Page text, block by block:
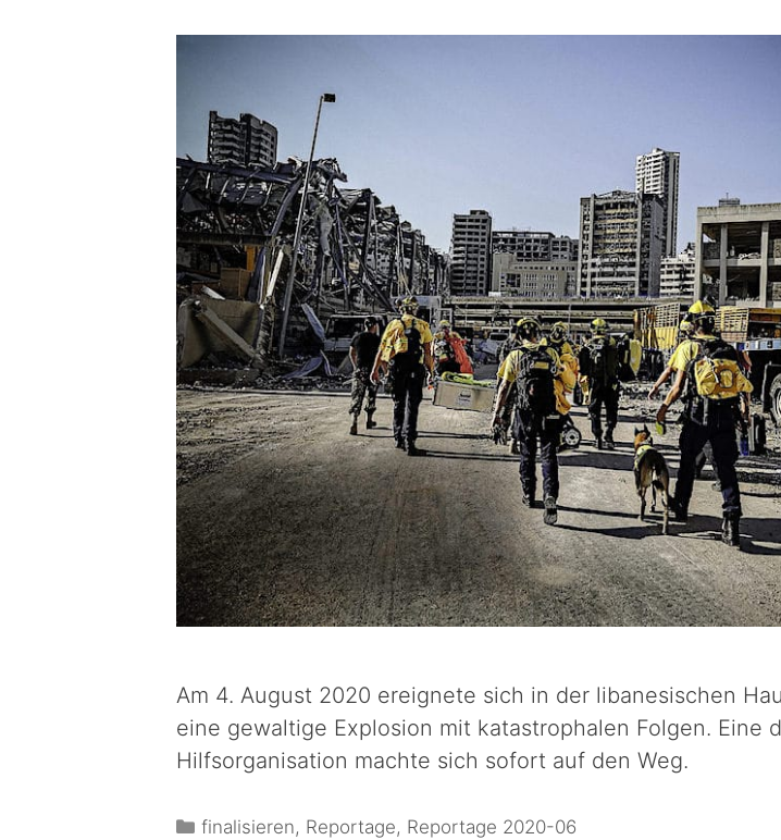
Am 4. August 2020 ereignete sich in der libanesischen
eine gewaltige Explosion mit katastrophalen Folgen. Eine
Hilfsorganisation machte sich sofort auf den Weg.
finalisieren, Reportage, Reportage 2020-06